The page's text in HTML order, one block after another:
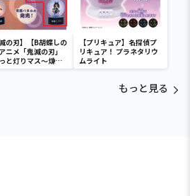
滅の刃】【B胡蝶しの
ニメ「鬼滅の刃」
と灯りマス～煉獄
・胡蝶しのぶ～
【プリキュア】名探偵プ
リキュア！ プラネタリウ
ムライト
もっと見る